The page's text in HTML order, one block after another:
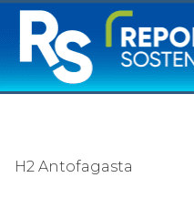
H2 Antofagasta